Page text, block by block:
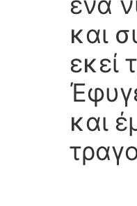
και
εκεί
και